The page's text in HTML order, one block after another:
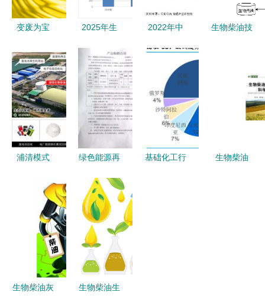
变废为宝
化利用加
速，生物柴
油行业迎来
转机
2025年生
分析:生物
柴油国内年
产能超过
420万吨
2022年中
行业龙头企
业对比 卓
越新能vs嘉
澳环保，谁
是行业霸
主？
生物柴油技
院广州能源
研究所的突
破与实践
浦清模式
化为生物柴
油的资源化
利用新路径
绿色能源再
我司成功签
订福建蒙正
生物
500KW康
明斯发电机
组合同
基础化工行
生物柴油
生物柴油灰
生物柴油生